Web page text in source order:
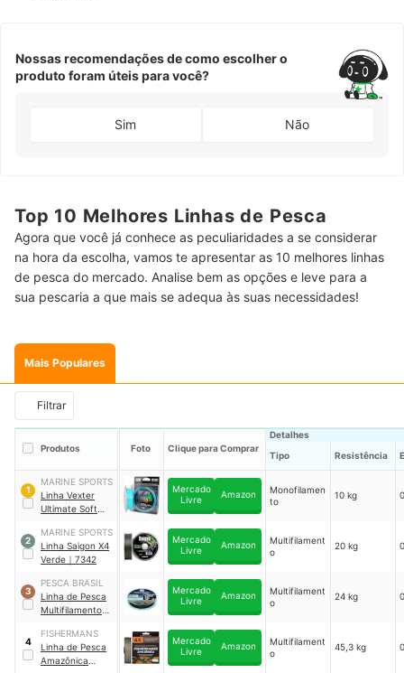
Nossas recomendações de como escolher o
produto foram úteis para você?
Sim Não
Top 10 Melhores Linhas de Pesca
Agora que você já conhece as peculiaridades a se considerar
na hora da escolha, vamos te apresentar as 10 melhores linhas
de pesca do mercado. Analise bem as opções e leve para a
sua pescaria a que mais se adequa às suas necessidades!
Mais Populares
Filtrar
Produtos Foto Clique para Comprar
Detalhes
Tipo
Resistência
1
MARINE SPORTS
Linha Vexter
Ultimate Soft
Mercado
Livre
Amazon
Monofilamen
to
10 kg
2
MARINE SPORTS
Linha Saigon X4
Verde ｜ 7342
Mercado
Livre
Amazon
Multifilament
o
20 kg
3
PESCA BRASIL
Linha de Pesca
Multifilamento
Mercado
Livre
Amazon
Multifilament
o
24 kg
4
FISHERMANS
Linha de Pesca
Amazônica
Mercado
Livre
Amazon
Multifilament
o
45,3 kg